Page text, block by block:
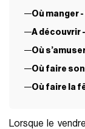
Où manger
A découvrir
Où
Où faire
Où faire la
Lorsque le